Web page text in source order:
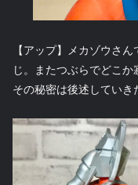
【アップ】メカゾウさ
じ。またつぶらでどこか
その秘密は後述していき